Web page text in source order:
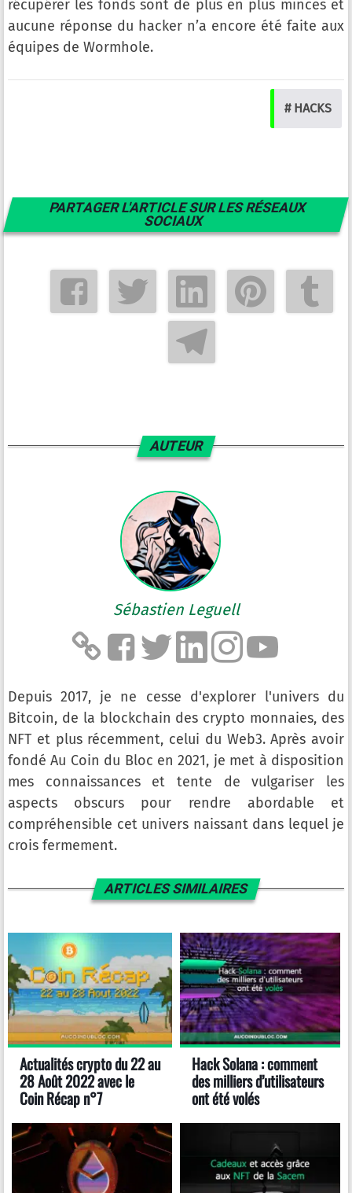
récupérer les fonds sont de plus en plus minces et
aucune réponse du hacker n’a encore été faite aux
équipes de Wormhole.
# HACKS
PARTAGER L'ARTICLE SUR LES RÉSEAUX
SOCIAUX
AUTEUR
Sébastien Leguell
Depuis 2017, je ne cesse d'explorer l'univers du
Bitcoin, de la blockchain des crypto monnaies, des
NFT et plus récemment, celui du Web3. Après avoir
fondé Au Coin du Bloc en 2021, je met à disposition
mes connaissances et tente de vulgariser les
aspects obscurs pour rendre abordable et
compréhensible cet univers naissant dans lequel je
crois fermement.
ARTICLES SIMILAIRES
Actualités crypto du 22 au
28 Août 2022 avec le
Coin Récap n°7
Hack Solana : comment
des milliers d’utilisateurs
ont été volés